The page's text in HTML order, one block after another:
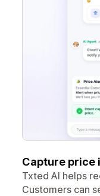
Capture price
Txted AI helps
Customers can